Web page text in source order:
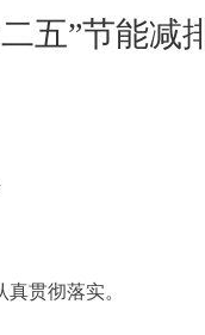
五”节能减
贯彻落实。